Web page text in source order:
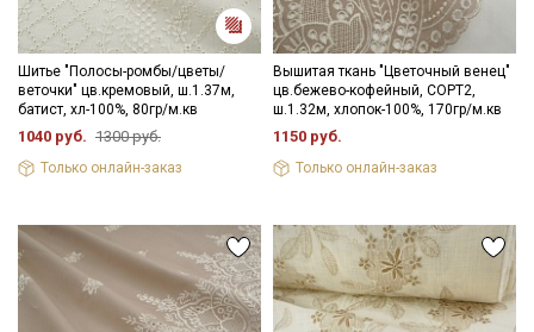
Шитье "Полосы-ромбы/цветы/
веточки" цв.кремовый, ш.1.37м,
батист, хл-100%, 80гр/м.кв
1040 руб. 1300 руб.
Только онлайн-заказ
Вышитая ткань "Цветочный венец"
цв.бежево-кофейный, СОРТ2,
ш.1.32м, хлопок-100%, 170гр/м.кв
1150 руб.
Только онлайн-заказ